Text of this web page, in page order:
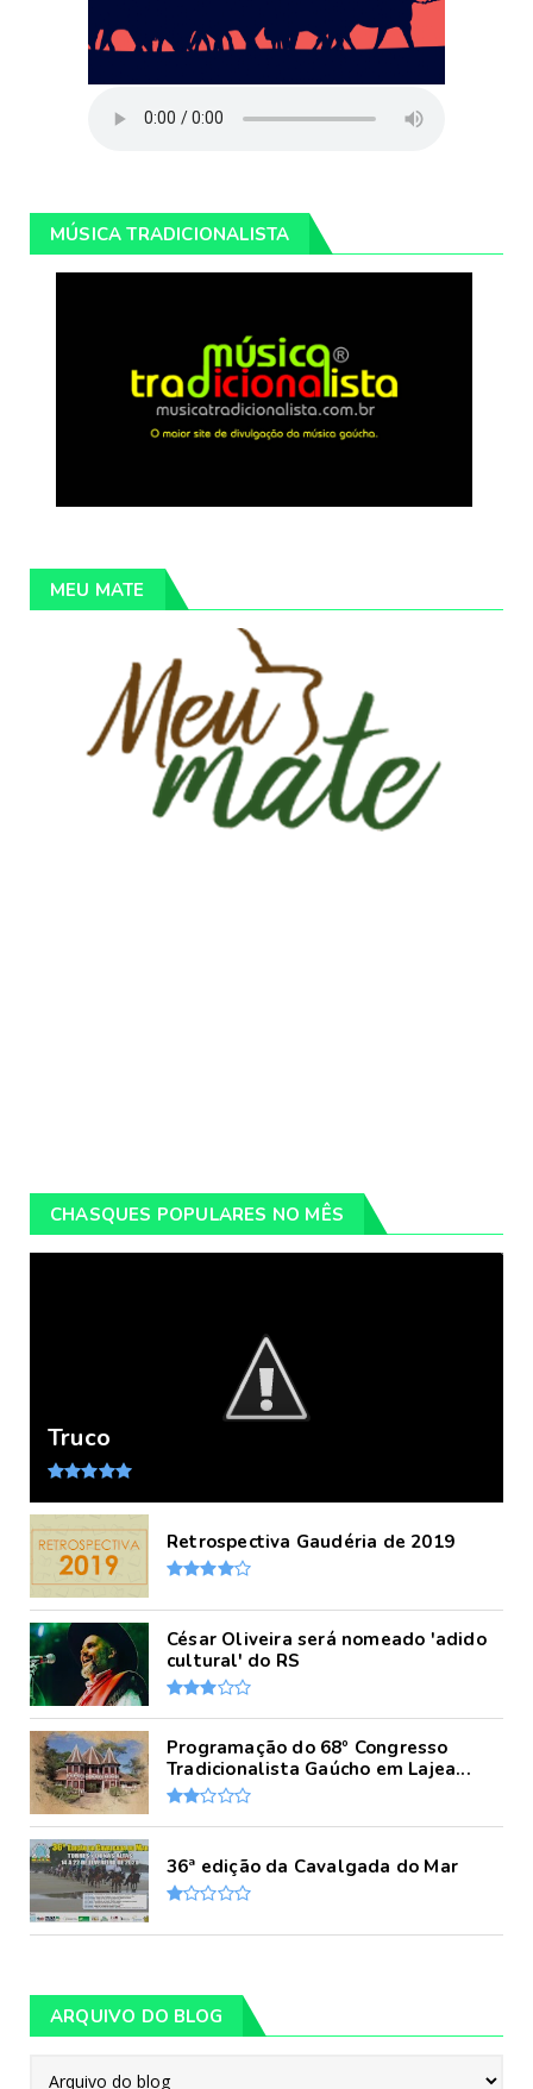
MÚSICA TRADICIONALISTA
MEU MATE
CHASQUES POPULARES NO MÊS
Truco
Retrospectiva Gaudéria de 2019
César Oliveira será nomeado 'adido
cultural' do RS
Programação do 68º Congresso
Tradicionalista Gaúcho em Lajea...
36ª edição da Cavalgada do Mar
ARQUIVO DO BLOG